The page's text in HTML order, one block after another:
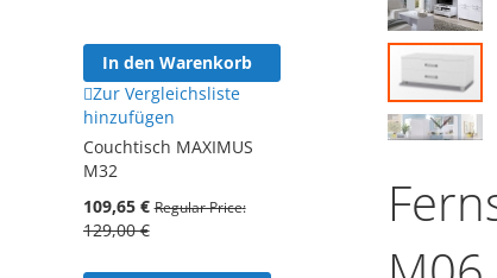
der
Bildgalerie
springen
der
Bildgalerie
In den Warenkorb
Zur Vergleichsliste
hinzufügen
Couchtisch MAXIMUS
M32
109,65 € Regular Price
129,00 €
In den
Zur
hinzufügen
148,75 €